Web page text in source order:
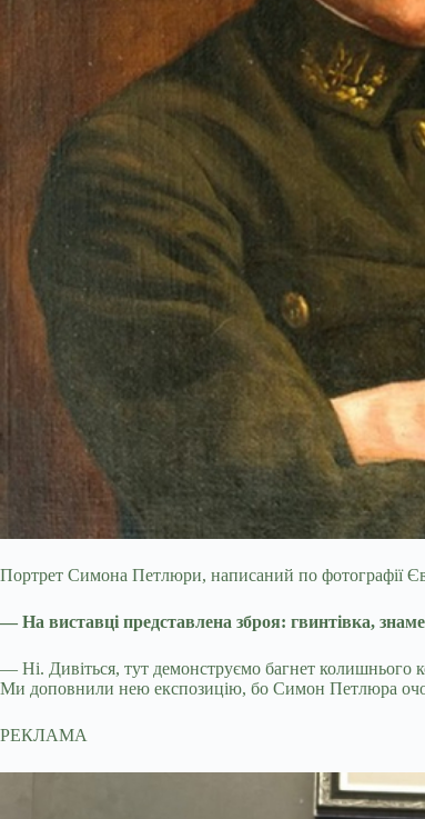
Портрет Симона Петлюри, написаний по фотографії
— На виставці представлена зброя: гвинтівка,
— Ні. Дивіться, тут демонструємо багнет колишнього
Ми доповнили нею експозицію, бо Симон Петлюра
РЕКЛАМА